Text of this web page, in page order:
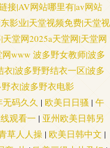
接|AV网站哪里有|av网站
影业|天堂视频免费|天堂视
堂网2025a天堂网|天堂网
网www 波多野女教师|波多
|波多野野结衣一区|波多
衣|波多野衣电影
无码久久 | 欧美日日骚 | 午
观看一 | 亚州欧美日韩另
草人人操 | 欧美日韩中文 |